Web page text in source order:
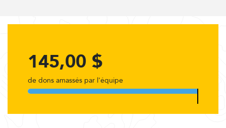
145,00 $
de dons amassés par l'équipe